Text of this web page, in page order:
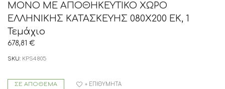
ΜΟΝΟ ΜΕ ΑΠΟΘΗΚΕΥΤΙΚΟ ΧΩΡΟ
ΕΛΛΗΝΙΚΗΣ ΚΑΤΑΣΚΕΥΗΣ 080Χ200 ΕΚ, 1
Τεμάχιο
678,81 €
SKU: KPS4805
ΣΕ ΑΠΌΘΕΜΑ + ΕΠΙΘΥΜΗΤΆ